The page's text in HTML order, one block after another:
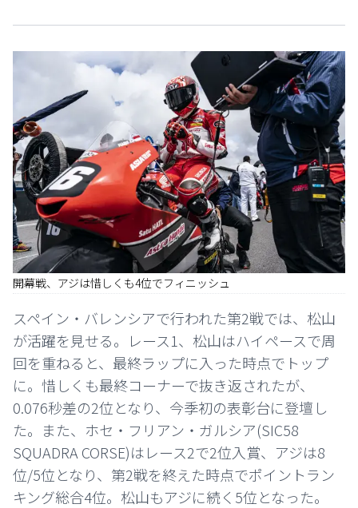
開幕戦、アジは惜しくも4位でフィニッシュ
スペイン・バレンシアで行われた第2戦では、松山
が活躍を見せる。レース1、松山はハイペースで周
回を重ねると、最終ラップに入った時点でトップ
に。惜しくも最終コーナーで抜き返されたが、
0.076秒差の2位となり、今季初の表彰台に登壇し
た。また、ホセ・フリアン・ガルシア(SIC58
SQUADRA CORSE)はレース2で2位入賞、アジは8
位/5位となり、第2戦を終えた時点でポイントラン
キング総合4位。松山もアジに続く5位となった。